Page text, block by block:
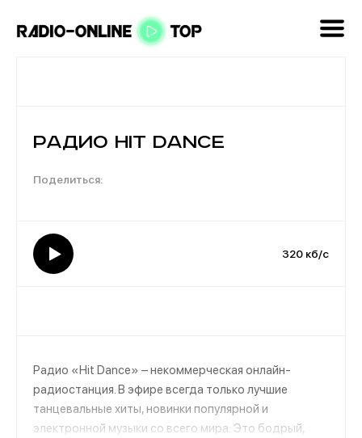
Радио Hit Dance
320 кб/с
Радио «Hit Dance» – некоммерческая онлайн-
радиостанция. В эфире всегда только лучшие
танцевальные хиты, новинки популярной и
электронной музыки со всего мира. Это бодрый,